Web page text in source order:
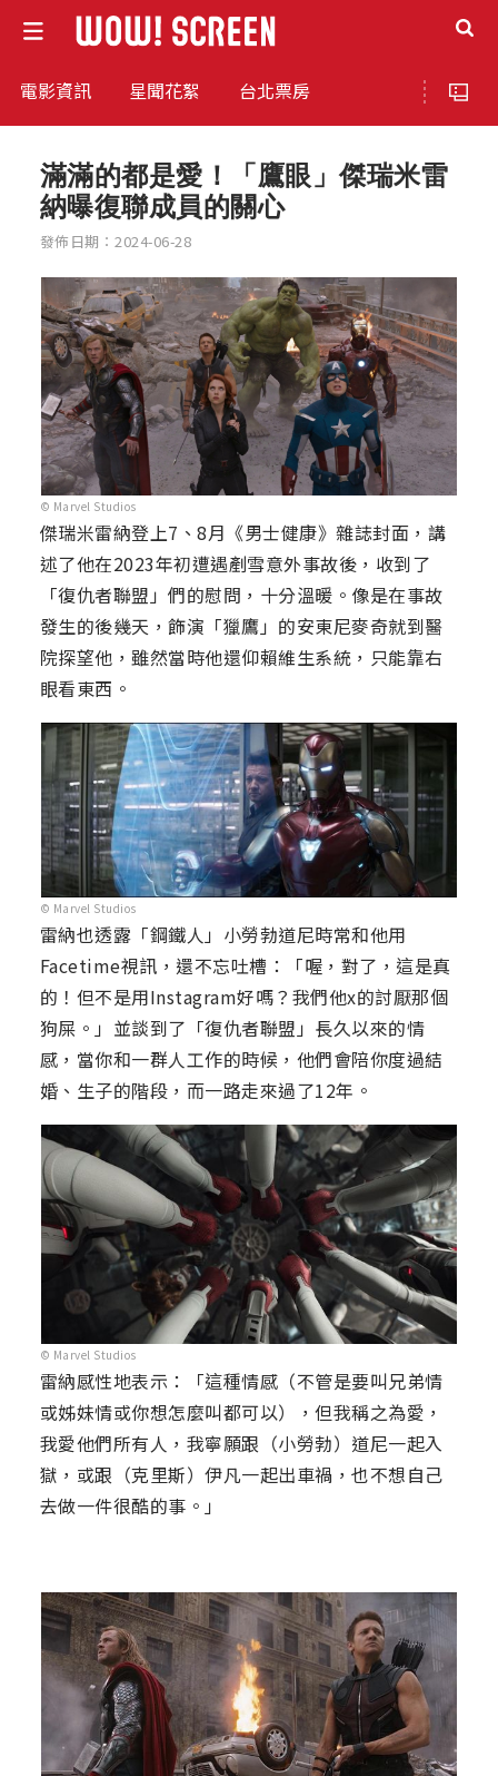
電影資訊 星聞花絮 台北票房
滿滿的都是愛！「鷹眼」傑瑞米雷
納曝復聯成員的關心
發佈日期：2024-06-28
© Marvel Studios
傑瑞米雷納登上7、8月《男士健康》雜誌封面，講
述了他在2023年初遭遇剷雪意外事故後，收到了
「復仇者聯盟」們的慰問，十分溫暖。像是在事故
發生的後幾天，飾演「獵鷹」的安東尼麥奇就到醫
院探望他，雖然當時他還仰賴維生系統，只能靠右
眼看東西。
© Marvel Studios
雷納也透露「鋼鐵人」小勞勃道尼時常和他用
Facetime視訊，還不忘吐槽：「喔，對了，這是真
的！但不是用Instagram好嗎？我們他x的討厭那個
狗屎。」並談到了「復仇者聯盟」長久以來的情
感，當你和一群人工作的時候，他們會陪你度過結
婚、生子的階段，而一路走來過了12年。
© Marvel Studios
雷納感性地表示：「這種情感（不管是要叫兄弟情
或姊妹情或你想怎麼叫都可以），但我稱之為愛，
我愛他們所有人，我寧願跟（小勞勃）道尼一起入
獄，或跟（克里斯）伊凡一起出車禍，也不想自己
去做一件很酷的事。」